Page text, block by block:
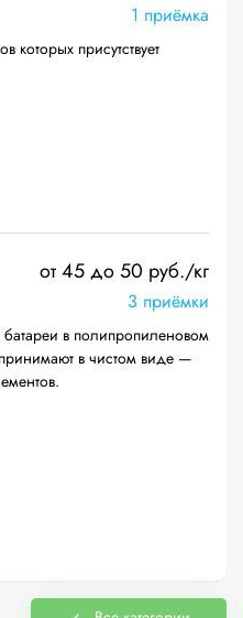
1 приёмка
которых присутствует
от 45 до 50 руб./кг
3 приёмки
в полипропиленовом
в чистом виде —